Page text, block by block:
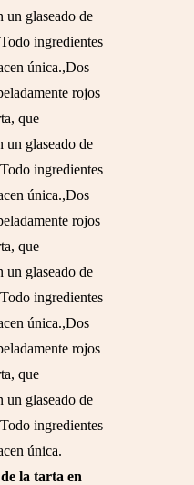
un glaseado de
ingredientes
única.,Dos
rojos
que
un glaseado de
ingredientes
única.,Dos
rojos
que
un glaseado de
ingredientes
única.,Dos
rojos
que
un glaseado de
ingredientes
única.
la tarta en